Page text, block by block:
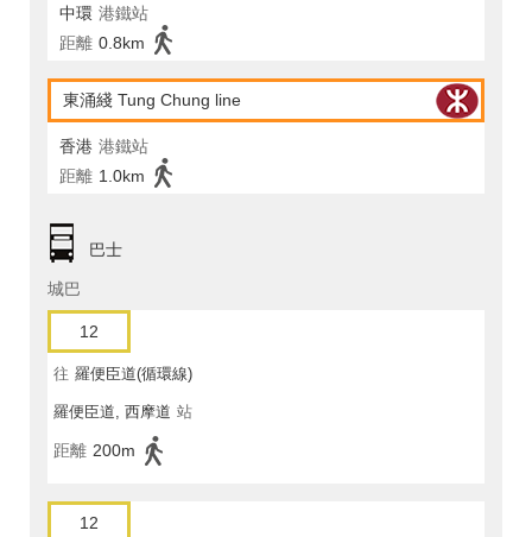
中環 港鐵站
距離 0.8km
東涌綫 Tung Chung line
香港 港鐵站
距離 1.0km
巴士
城巴
12
往 羅便臣道(循環線)
羅便臣道, 西摩道 站
距離 200m
12